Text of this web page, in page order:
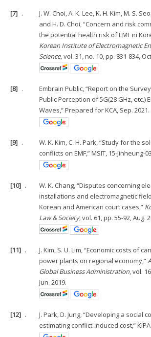
[7] .
J. W. Choi, A. K. Lee, K. H. Kim, M. S.
and H. D. Choi, “Concern and risk
the potential health risk of EMF in
Korean Institute of Electromagnetic
Science,vol. 31, no. 10, pp. 831-834,
[8] .
Embrain Public, “Report on the
Public Perception of 5G(28 GHz, etc.)
Waves,” Prepared for KCA, Sep. 2021.
[9] .
W. K. Kim, C. H. Park, “Study for the
conflicts on EMF,” MSIT, 15-Jinheung-
[10] .
W. K. Chang, “Disputes concerning
installations and electromagnetic
Korean and American court cases,”
Law & Society, vol. 61, pp. 55-92, Aug.
[11] .
J. Kim, S. U. Lim, “Economic costs of
power plants on regional economy,”
Global Business Administration, vol.
Jun. 2019.
[12] .
J. Park, D. Jung, “Developing a social
estimating conflict-induced cost,”